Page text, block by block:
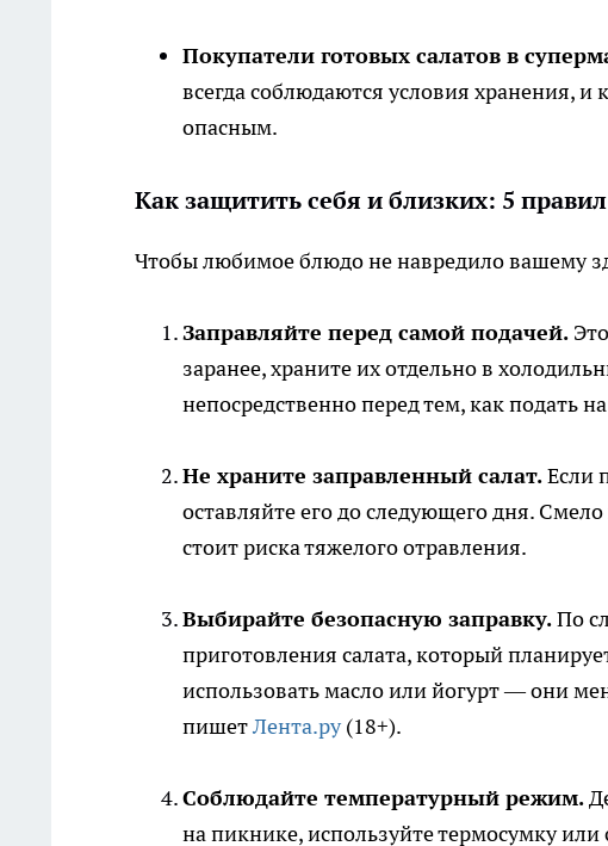
Покупатели готовых салатов в
всегда соблюдаются условия хранения,
опасным.
Как защитить себя и близких: 5
Чтобы любимое блюдо не навредило вашему
Заправляйте перед самой подачей.
заранее, храните их отдельно в
непосредственно перед тем, как подать
Не храните заправленный салат.Если
оставляйте его до следующего дня.
стоит риска тяжелого отравления.
Выбирайте безопасную заправку.По
приготовления салата, который
использовать масло или йогурт — они
пишетЛента.ру(18+).
Соблюдайте температурный режим.
на пикнике, используйте термосумку